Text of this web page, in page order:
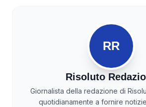
RR
Risoluto
Giornalista della redazione di
quotidianamente a fornire